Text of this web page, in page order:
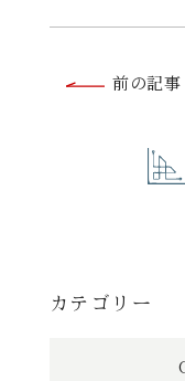
へ
前の記事
カテゴリー